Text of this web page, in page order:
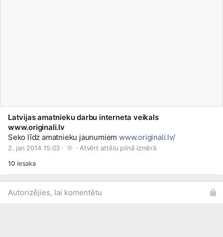
Latvijas amatnieku darbu interneta veikals
www.originali.lv
Seko līdz amatnieku jaunumiemwww.originali.lv/
2. jan 2014 15:03 · · Atvērt attēlu pilnā izmērā
10iesaka
Autorizējies, lai komentētu